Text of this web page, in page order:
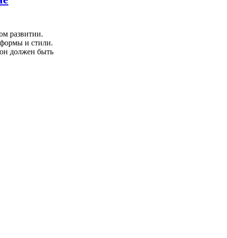
развитии.
и стили.
должен быть